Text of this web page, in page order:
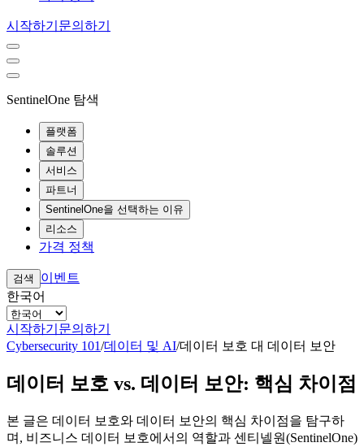
시작하기 문의하기
SentinelOne 탐색
플랫폼
솔루션
서비스
파트너
SentinelOne을 선택하는 이유
리소스
가격 정책
검색
이벤트
한국어
시작하기 문의하기
Cybersecurity 101/데이터 및 AI/데이터 보호 대 데이터 보안
데이터 보호 vs. 데이터 보안: 핵심 차이점
본 글은 데이터 보호와 데이터 보안의 핵심 차이점을 탐구하
며, 비즈니스 데이터 보호에서의 역할과 센티넬원(SentinelOne)